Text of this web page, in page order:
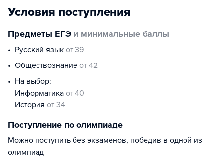
Условия поступления
Предметы ЕГЭ и минимальные баллы
русский язык от 39
обществознание от 42
На выбор:
информатика от 40
история от 34
Поступление по олимпиаде
Можно поступить без экзаменов, победив в одной из
олимпиад